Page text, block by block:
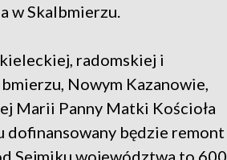
w Skalbmierzu.
radomskiej i
Nowym Kazanowie,
Marii Panny Matki Kościoła
dofinansowany będzie remont
Sejmiku województwa to 600